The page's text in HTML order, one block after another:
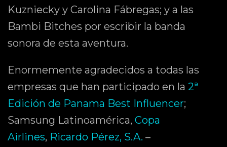
Kuzniecky y Carolina Fábregas; y a las
Bambi Bitches por escribir la banda
sonora de esta aventura.
Enormemente agradecidos a todas las
empresas que han participado en la 2ª
Edición de Panama Best Influencer;
Samsung Latinoamérica, Copa
Airlines, Ricardo Pérez, S.A. –